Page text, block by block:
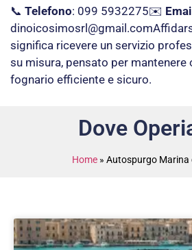
📞 Telefono: 099 5932275✉️
dinoicosimosrl@gmail.com
significa ricevere un servizio
su misura, pensato per mantenere
fognario efficiente e sicuro.
Dove
Home» Autospurgo Marina